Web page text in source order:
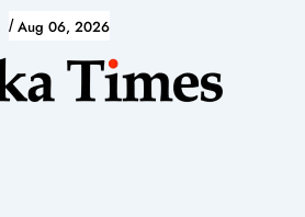
/ Aug 06, 2026